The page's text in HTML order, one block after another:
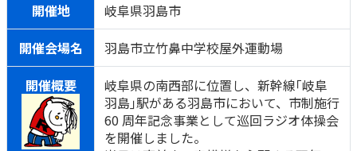
開催地
岐阜県羽島市
開催会場名
羽島市立竹鼻中学校屋外運動場
開催概要
岐阜県の南西部に位置し、新幹線｢岐阜
羽島｣駅がある羽島市において、市制施行
60 周年記念事業として巡回ラジオ体操会
を開催しました。